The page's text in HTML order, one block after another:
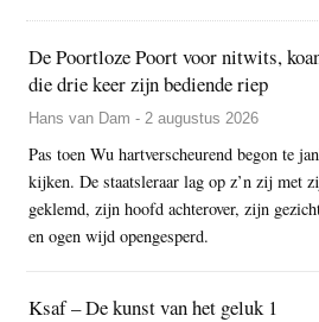
De Poortloze Poort voor nitwits,
die drie keer zijn bediende riep
Hans van Dam - 2 augustus 2026
Pas toen Wu hartverscheurend begon te
kijken. De staatsleraar lag op z’n zij met
geklemd, zijn hoofd achterover, zijn
en ogen wijd opengesperd.
Ksaf – De kunst van het geluk 1